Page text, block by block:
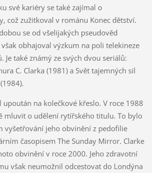
své kariéry se také zajímal o
což zužitkoval v románu Konec dětství.
se od všelijakých pseudověd
obhajoval výzkum na poli telekineze
Je také známý ze svých dvou seriálů:
C. Clarka (1981) a Svět tajemných sil
na kolečkové křeslo. V roce 1988
mluvit o udělení rytířského titulu. To bylo
vyšetřování jeho obvinění z pedofilie
časopisem The Sunday Mirror. Clarke
obvinění v roce 2000. Jeho zdravotní
však neumožnil odcestovat do Londýna